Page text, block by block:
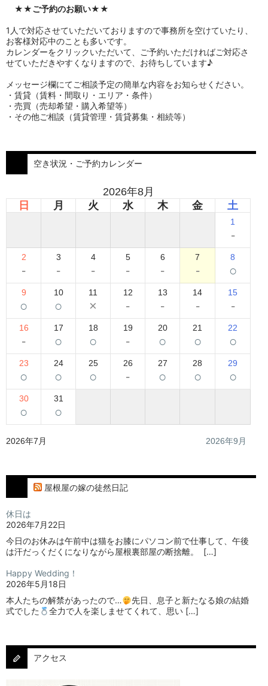
★★ご予約のお願い★★
1人で対応させていただいておりますので事務所を空けていたり、
お客様対応中のことも多いです。
カレンダーをクリックいただいて、ご予約いただければご対応さ
せていただきやすくなりますので、お待ちしています♪
メッセージ欄にてご相談予定の簡単な内容をお知らせください。
・賃貸（賃料・間取り・エリア・条件）
・売買（売却希望・購入希望等）
・その他ご相談（賃貸管理・賃貸募集・相続等）
空き状況・ご予約カレンダー
2026年8月
日
月 火 水 木 金 土
1
-
2
-
3
-
4
-
5
-
6
-
7
-
8
○
9
○
10
○
11
×
12
-
13
-
14
-
15
-
16
-
17
○
18
○
19
-
20
○
21
○
22
○
23
○
24
○
25
○
26
-
27
○
28
○
29
○
30
○
31
○
2026年7月 2026年9月
屋根屋の嫁の徒然日記
休日は
2026年7月22日
今日のお休みは午前中は猫をお膝にパソコン前で仕事して、午後
は汗だっくだくになりながら屋根裏部屋の断捨離。⁡ ⁡ […]
Happy Wedding！
2026年5月18日
本人たちの解禁があったので…
⁡⁡先日、息子と新たなる娘の結婚
式でした
⁡⁡⁡全力で人を楽しませてくれて、思い […]
アクセス